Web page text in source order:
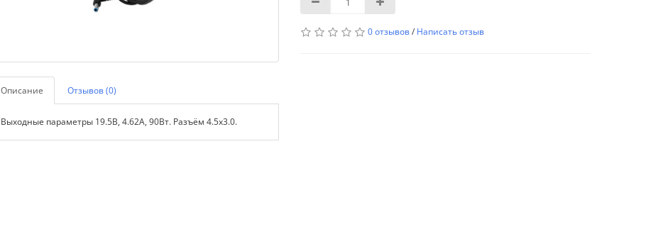
Описание Отзывов (0)
Выходные параметры 19.5В, 4.62A, 90Вт. Разъём 4.5x3.0.
0 отзывов/ Написать отзыв